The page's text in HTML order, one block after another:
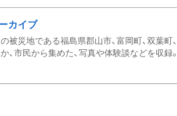
カイブ
被災地である福島県郡山市、富岡町、双葉
、市民から集めた、写真や体験談などを収録。